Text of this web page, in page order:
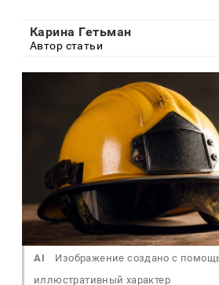
Карина Гетьман
Автор статьи
AI
Изображение создано с
иллюстративный характер